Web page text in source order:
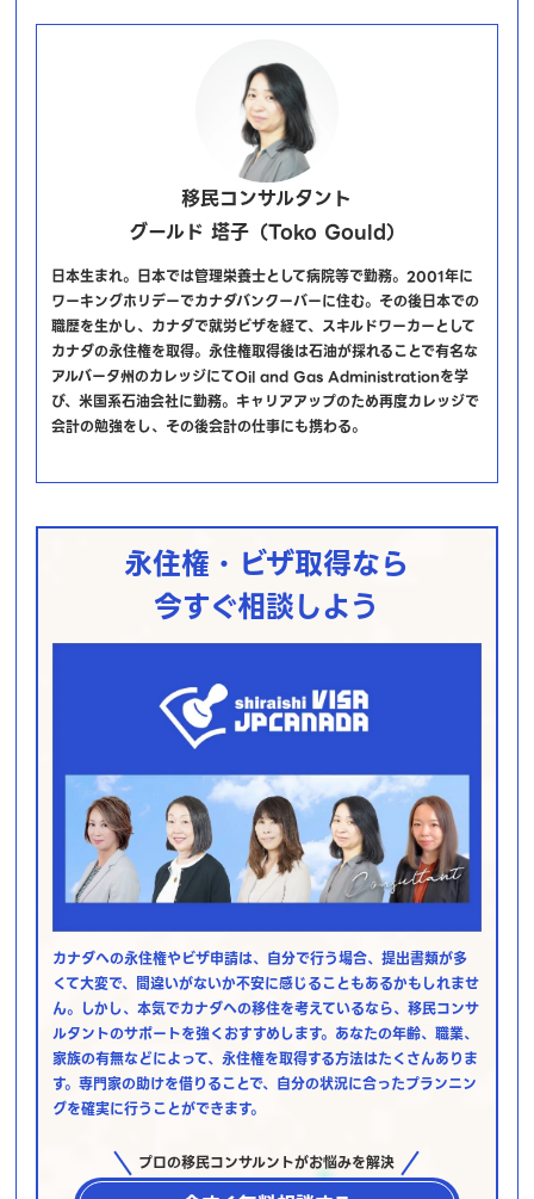
移民コンサルタント
グールド 塔子（Toko Gould）
日本生まれ。日本では管理栄養士として病院等で勤務。2001年に
ワーキングホリデーでカナダバンクーバーに住む。その後日本での
職歴を生かし、カナダで就労ビザを経て、スキルドワーカーとして
カナダの永住権を取得。永住権取得後は石油が採れることで有名な
アルバータ州のカレッジにてOil and Gas Administrationを学
び、米国系石油会社に勤務。キャリアアップのため再度カレッジで
会計の勉強をし、その後会計の仕事にも携わる。
永住権・ビザ取得なら
今すぐ相談しよう
カナダへの永住権やビザ申請は、自分で行う場合、提出書類が多
くて大変で、間違いがないか不安に感じることもあるかもしれませ
ん。しかし、本気でカナダへの移住を考えているなら、移民コンサ
ルタントのサポートを強くおすすめします。あなたの年齢、職業、
家族の有無などによって、永住権を取得する方法はたくさんありま
す。専門家の助けを借りることで、自分の状況に合ったプランニン
グを確実に行うことができます。
プロの移民コンサルントがお悩みを解決